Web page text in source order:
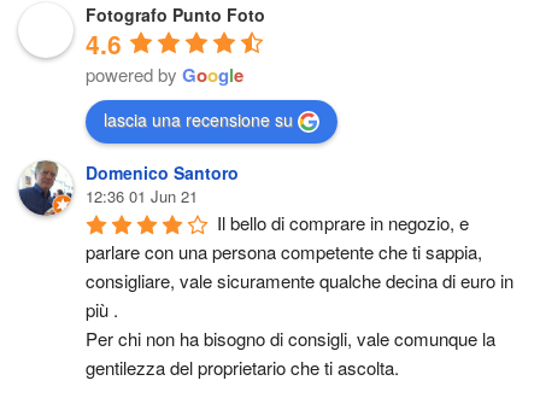
Fotografo Punto Foto
4.6
powered by Google
lascia una recensione su
Domenico Santoro
12:36 01 Jun 21
Il bello di comprare in negozio, e
parlare con una persona competente che ti sappia,
consigliare, vale sicuramente qualche decina di euro in
più .
Per chi non ha bisogno di consigli, vale comunque la
gentilezza del proprietario che ti ascolta.